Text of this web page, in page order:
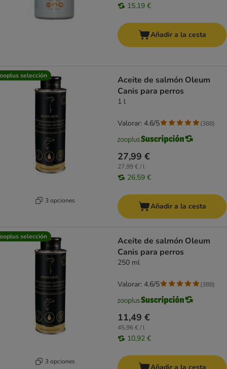
15,19 €
Añadir a la cesta
selección
3 opciones
Aceite de salmón Oleum
Canis para perros
1 l
27,99 €
27,99 € / l
26,59 €
Valorar: 4.6/5 (388)
Añadir a la cesta
selección
3 opciones
Aceite de salmón Oleum
Canis para perros
250 ml
11,49 €
45,96 € / l
10,92 €
Valorar: 4.6/5 (388)